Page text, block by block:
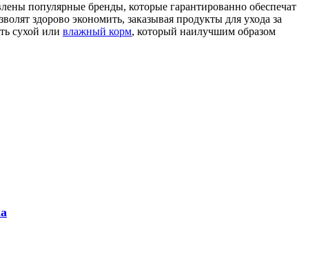
популярные бренды, которые гарантированно обеспечат
здорово экономить, заказывая продукты для ухода за
сухой или влажный корм, который наилучшим образом